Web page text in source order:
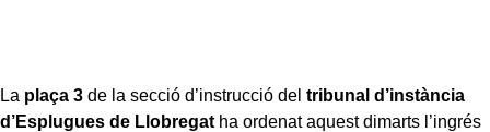
La plaça 3 de la secció d’instrucció del tribunal d’instància
d’Esplugues de Llobregat ha ordenat aquest dimarts l’ingrés